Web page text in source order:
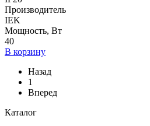
Производитель
IEK
Мощность, Вт
40
В корзину
Назад
1
Вперед
Каталог